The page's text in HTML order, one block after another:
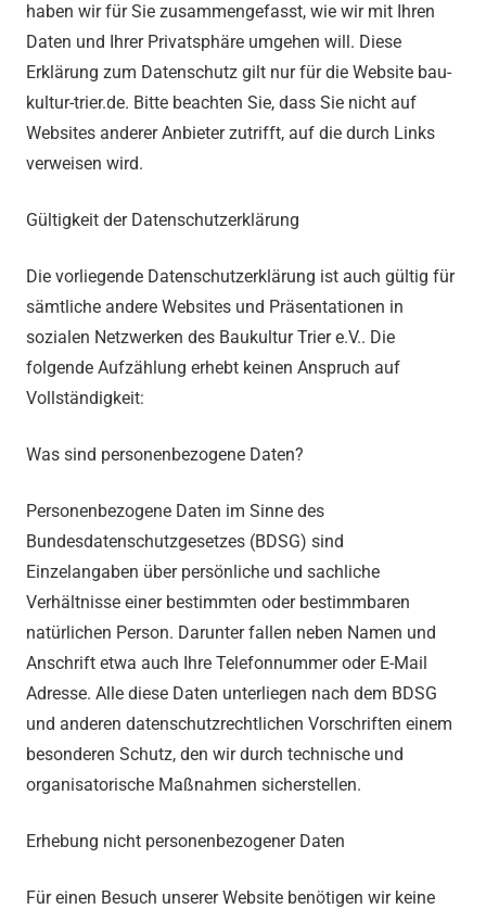
haben wir für Sie zusammengefasst, wie wir mit Ihren
Daten und Ihrer Privatsphäre umgehen will. Diese
Erklärung zum Datenschutz gilt nur für die Website bau-
kultur-trier.de. Bitte beachten Sie, dass Sie nicht auf
Websites anderer Anbieter zutrifft, auf die durch Links
verweisen wird.
Gültigkeit der Datenschutzerklärung
Die vorliegende Datenschutzerklärung ist auch gültig für
sämtliche andere Websites und Präsentationen in
sozialen Netzwerken des Baukultur Trier e.V.. Die
folgende Aufzählung erhebt keinen Anspruch auf
Vollständigkeit:
Was sind personenbezogene Daten?
Personenbezogene Daten im Sinne des
Bundesdatenschutzgesetzes (BDSG) sind
Einzelangaben über persönliche und sachliche
Verhältnisse einer bestimmten oder bestimmbaren
natürlichen Person. Darunter fallen neben Namen und
Anschrift etwa auch Ihre Telefonnummer oder E-Mail
Adresse. Alle diese Daten unterliegen nach dem BDSG
und anderen datenschutzrechtlichen Vorschriften einem
besonderen Schutz, den wir durch technische und
organisatorische Maßnahmen sicherstellen.
Erhebung nicht personenbezogener Daten
Für einen Besuch unserer Website benötigen wir keine